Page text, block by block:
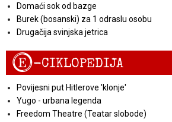
Domaći sok od bazge
Burek (bosanski) za 1 odraslu osobu
Drugačija svinjska jetrica
E-CIKLOPEDIJA
Povijesni put Hitlerove 'klonje'
Yugo - urbana legenda
Freedom Theatre (Teatar slobode)